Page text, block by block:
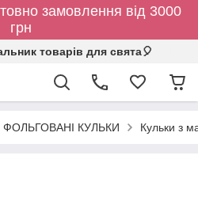
замовлення від 3000
грн
товарів для свята🎈
ФОЛЬГОВАНІ КУЛЬКИ Кульки з